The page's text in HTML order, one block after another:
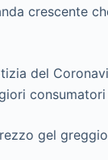
crescente
del
gel